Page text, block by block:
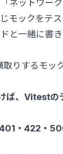
ネットワー
モックをテ
と一緒に書き
りするモッ
ば、Vitestの
・422・